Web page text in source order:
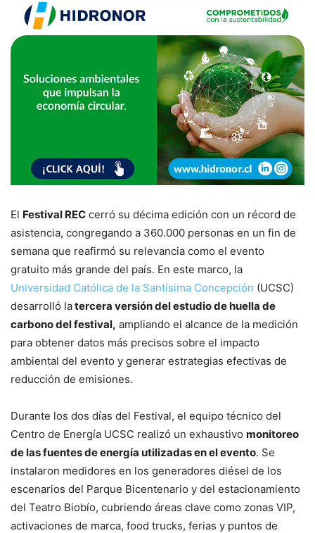
El Festival REC cerró su décima edición con un récord de
asistencia, congregando a 360.000 personas en un fin de
semana que reafirmó su relevancia como el evento
gratuito más grande del país. En este marco, la
Universidad Católica de la Santísima Concepción (UCSC)
desarrolló latercera versión del estudio de huella de
carbono del festival, ampliando el alcance de la medición
para obtener datos más precisos sobre el impacto
ambiental del evento y generar estrategias efectivas de
reducción de emisiones.
Durante los dos días del Festival, el equipo técnico del
Centro de Energía UCSC realizó un exhaustivo monitoreo
de las fuentes de energía utilizadas en el evento. Se
instalaron medidores en los generadores diésel de los
escenarios del Parque Bicentenario y del estacionamiento
del Teatro Biobío, cubriendo áreas clave como zonas VIP,
activaciones de marca, food trucks, ferias y puntos de